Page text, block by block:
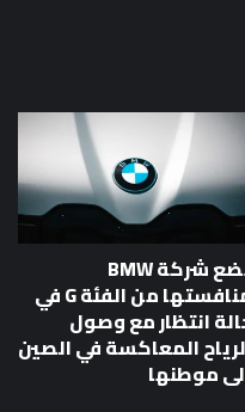
تضع شركة BMW
منافستها من الفئة G في
انتظار مع وصول
المعاكسة في الصين
موطنها